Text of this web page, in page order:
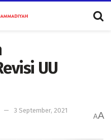
UU
3 September, 2021
AA